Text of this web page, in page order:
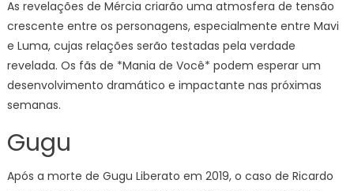
As revelações de Mércia criarão uma atmosfera de tensão
crescente entre os personagens, especialmente entre Mavi
e Luma, cujas relações serão testadas pela verdade
revelada. Os fãs de *Mania de Você* podem esperar um
desenvolvimento dramático e impactante nas próximas
semanas.
Gugu
Após a morte de Gugu Liberato em 2019, o caso de Ricardo